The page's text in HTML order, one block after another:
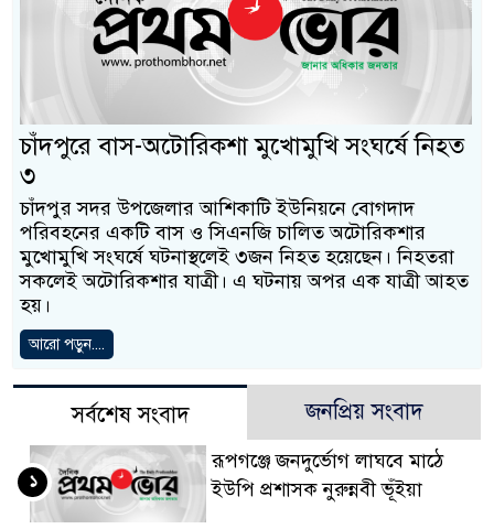
চাঁদপুরে বাস-অটোরিকশা মুখোমুখি সংঘর্ষে নিহত
৩
চাঁদপুর সদর উপজেলার আশিকাটি ইউনিয়নে বোগদাদ
পরিবহনের একটি বাস ও সিএনজি চালিত অটোরিকশার
মুখোমুখি সংঘর্ষে ঘটনাস্থলেই ৩জন নিহত হয়েছেন। নিহতরা
সকলেই অটোরিকশার যাত্রী। এ ঘটনায় অপর এক যাত্রী আহত
হয়।
আরো পড়ুন....
সর্বশেষ সংবাদ জনপ্রিয় সংবাদ
রূপগঞ্জে জনদুর্ভোগ লাঘবে মাঠে
ইউপি প্রশাসক নুরুন্নবী ভূঁইয়া
১